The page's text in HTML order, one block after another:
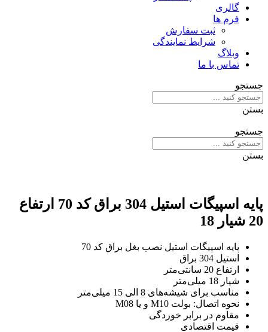
گالری
فرم ها
ثبت سفارش
شرایط نمایندگی
وبلاگ
تماس با ما
جستجو
بستن
جستجو
بستن
پایه اسپیگات استیل 304 براق کد 70 ارتفاع
20 شیار 18
پایه اسپیگات استیل نصب بغل براق کد 70
استیل 304 براق
ارتفاع 20 سانتی‌متر
شیار 18 میلی‌متر
مناسب برای شیشه‌های 8 الی 15 میلی‌متر
نحوه اتصال: بولت M10 و یا M08
مقاوم در برابر خوردگی
قیمت اقتصادی